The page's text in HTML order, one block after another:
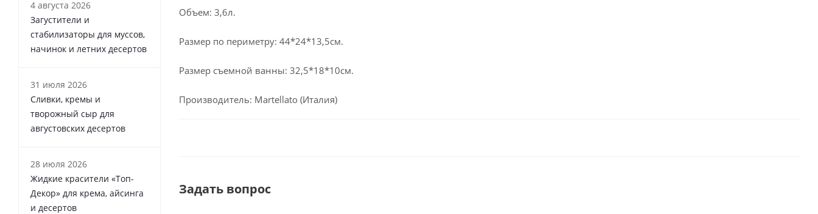
Объем: 3,6л.
Размер по периметру: 44*24*13,5см.
Размер съемной ванны: 32,5*18*10см.
Производитель: Martellato (Италия)
Задать вопрос
4 августа 2026
Загустители и
стабилизаторы для муссов,
начинок и летних десертов
31 июля 2026
Сливки, кремы и
творожный сыр для
августовских десертов
28 июля 2026
Жидкие красители «Топ-
Декор» для крема, айсинга
и десертов